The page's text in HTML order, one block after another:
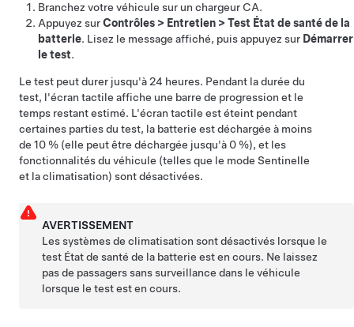
Branchez votre véhicule sur un chargeur CA.
Appuyez surContrôles > Entretien > Test État de santé de la
batterie. Lisez le message affiché, puis appuyez sur Démarrer
le test.
Le test peut durer jusqu'à 24 heures. Pendant la durée du
test, l'écran tactile affiche une barre de progression et le
temps restant estimé. L'écran tactile est éteint pendant
certaines parties du test, la batterie est déchargée à moins
de 10 % (elle peut être déchargée jusqu'à 0 %), et les
fonctionnalités du véhicule (telles que le mode Sentinelle
et la climatisation) sont désactivées.
AVERTISSEMENT
Les systèmes de climatisation sont désactivés lorsque le
test État de santé de la batterie est en cours. Ne laissez
pas de passagers sans surveillance dans le véhicule
lorsque le test est en cours.